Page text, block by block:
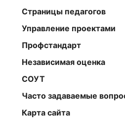
Страницы педагогов
Управление проектами
Профстандарт
Независимая оценка
СОУТ
Часто задаваемые
Карта сайта